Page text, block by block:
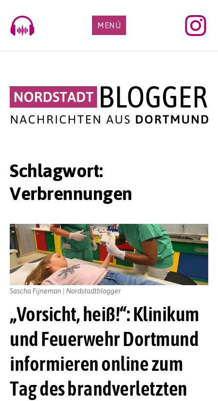
content
MENÜ
Schlagwort:
Verbrennungen
„Vorsicht, heiß!“: Klinikum
und Feuerwehr Dortmund
informieren online zum
Tag des brandverletzten
Sascha Fijneman | Nordstadtblogger